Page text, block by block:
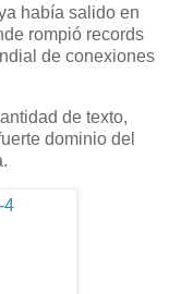
había salido en
rompió records
de conexiones
de texto,
dominio del